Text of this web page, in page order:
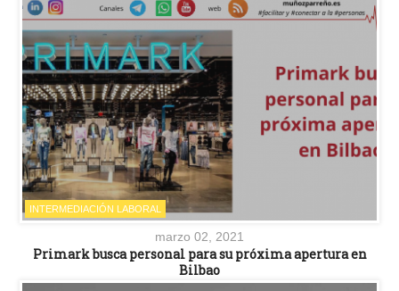
INTERMEDIACIÓN LABORAL
marzo 02, 2021
Primark busca personal para su próxima apertura en
Bilbao